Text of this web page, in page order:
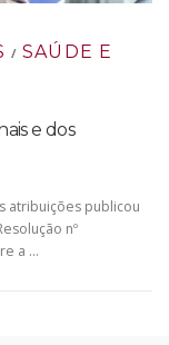
/SAÚDE E
e dos
atribuições publicou
nº
a …